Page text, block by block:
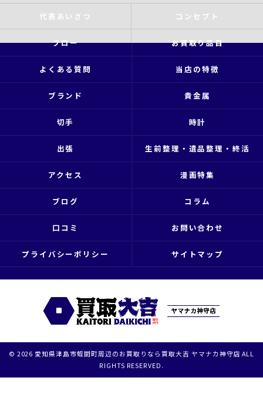
代表あいさつ コンセプト
フロー お買取り品目
よくある質問 当店の特徴
ブランド 貴金属
切手 時計
出張 生前整理・遺品整理・終活
アクセス 漫画特集
ブログ コラム
口コミ お問い合わせ
プライバシーポリシー サイトマップ
© 2026 愛知県津島市蛭間町周辺のお買取りなら買取大吉 ヤマナカ神守店 ALL
RIGHTS RESERVED.